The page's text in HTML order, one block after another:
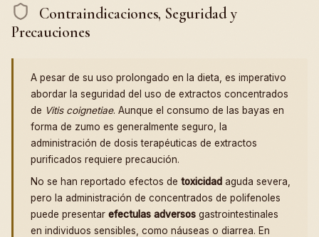
Contraindicaciones, Seguridad y
Precauciones
A pesar de su uso prolongado en la dieta, es imperativo
abordar la seguridad del uso de extractos concentrados
de Vitis coignetiae. Aunque el consumo de las bayas en
forma de zumo es generalmente seguro, la
administración de dosis terapéuticas de extractos
purificados requiere precaución.
No se han reportado efectos de toxicidad aguda severa,
pero la administración de concentrados de polifenoles
puede presentar efectulas adversos gastrointestinales
en individuos sensibles, como náuseas o diarrea. En